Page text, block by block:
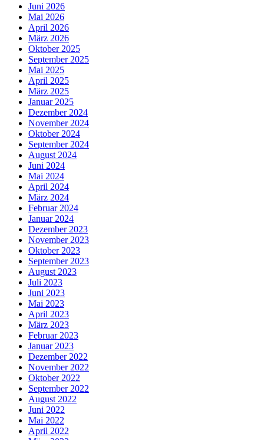
Juni 2026
Mai 2026
April 2026
März 2026
Oktober 2025
September 2025
Mai 2025
April 2025
März 2025
Januar 2025
Dezember 2024
November 2024
Oktober 2024
September 2024
August 2024
Juni 2024
Mai 2024
April 2024
März 2024
Februar 2024
Januar 2024
Dezember 2023
November 2023
Oktober 2023
September 2023
August 2023
Juli 2023
Juni 2023
Mai 2023
April 2023
März 2023
Februar 2023
Januar 2023
Dezember 2022
November 2022
Oktober 2022
September 2022
August 2022
Juni 2022
Mai 2022
April 2022